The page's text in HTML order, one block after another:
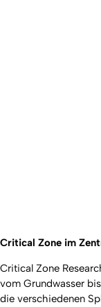
Critical Zone im
Critical Zone
vom Grundwasser
die verschiedenen